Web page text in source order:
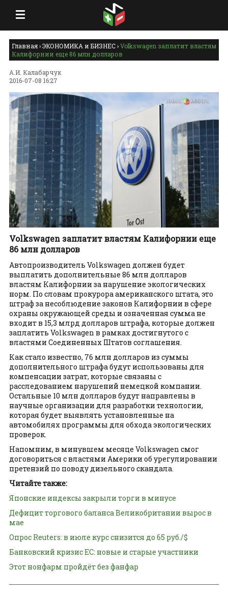
Главная›ЭКОНОМИКА и БИЗНЕС›Volkswagen заплатит властям
Калифорнии еще 86 млн долларов
А.И. Калабарчук
2016-07-08 16:27
Volkswagen заплатит властям Калифорнии еще
86 млн долларов
Автопроизводитель Volkswagen должен будет
выплатить дополнительные 86 млн долларов
властям Калифорнии за нарушение экологических
норм. По словам прокурора американского штата, это
штраф за несоблюдение законов Калифорнии в сфере
охраны окружающей среды и означенная сумма не
входит в 15,3 млрд долларов штрафа, которые должен
заплатить Volkswagen в рамках достигнутого с
властями Соединенных Штатов соглашения.
Как стало известно, 76 млн долларов из суммы
дополнительного штрафа будут использованы для
компенсации затрат, которые связаны с
расследованием нарушений немецкой компании.
Остальные 10 млн долларов будут направлены в
научные организации для разработки технологии,
которая будет выявлять установленные на
автомобилях программы для обхода экологических
проверок.
Напомним, в минувшем месяце Volkswagen смог
договориться с властями Америки об урегулировании
претензий по поводу дизельного скандала.
Читайте также:
Японские индексы закрыли торги в минусе
Дефицит торгового баланса Великобритании вырос в
мае
Опрос Reuters: в июле курс снизится до 65 руб./$
Банковский кризис ЕС: новые и старые участники
Этот нонфарм пройдёт без фанфар